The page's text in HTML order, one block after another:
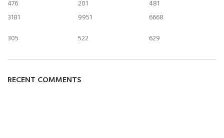
476 201
481
3181
305
9951
522
6668
629
RECENT COMMENTS